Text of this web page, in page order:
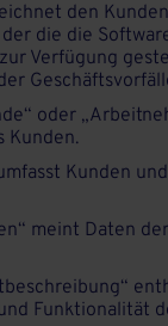
den
der die die
Verfügung
oder
Kunden.
Kunden
meint Daten
Funktionalität